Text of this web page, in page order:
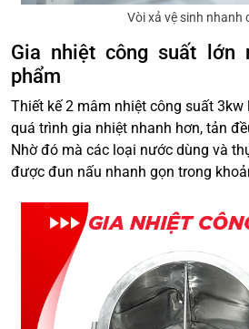
Vòi xả vệ sinh nhanh
Gia nhiệt công suất lớn
phẩm
Thiết kế 2 mâm nhiệt công suất
quá trình gia nhiệt nhanh hơn, tản
Nhờ đó mà các loại nước dùng và
được đun nấu nhanh gọn trong